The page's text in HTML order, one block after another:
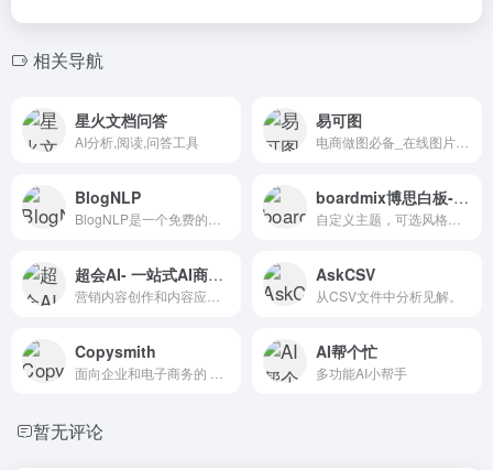
相关导航
星火文档问答
AI分析,阅读,问答工具
易可图
BlogNLP boardmix博思白板-AIPPT
超会AI- 一站式AI商拍工具 AskCSV
从CSV文件中分析见解。
Copysmith AI帮个忙
多功能AI小帮手
暂无评论